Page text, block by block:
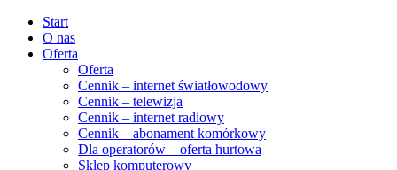
Start
O nas
Oferta
Oferta
Cennik – internet światłowodowy
Cennik – telewizja
Cennik – internet radiowy
Cennik – abonament komórkowy
Dla operatorów – oferta hurtowa
Sklep komputerowy